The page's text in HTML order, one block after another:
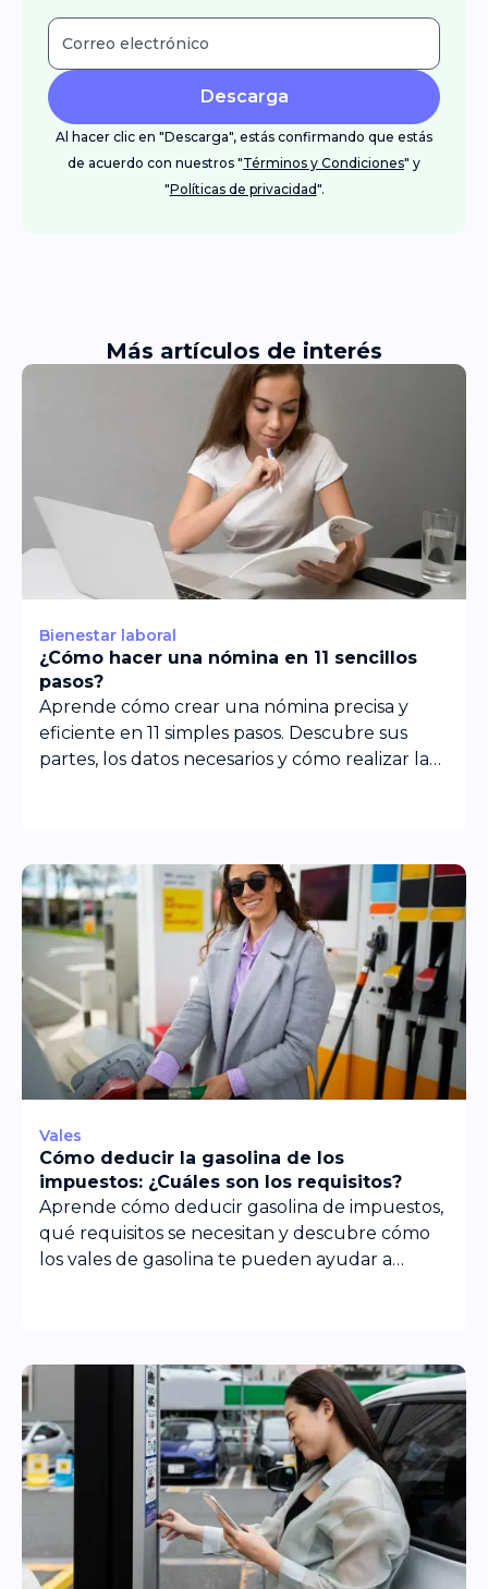
Descarga
Al hacer clic en "Descarga", estás confirmando que estás
de acuerdo con nuestros "Términos y Condiciones" y
"Políticas de privacidad".
Más artículos de interés
Bienestar laboral
¿Cómo hacer una nómina en 11 sencillos
pasos?
Aprende cómo crear una nómina precisa y
eficiente en 11 simples pasos. Descubre sus
partes, los datos necesarios y cómo realizar la
Vales
Cómo deducir la gasolina de los
impuestos: ¿Cuáles son los requisitos?
Aprende cómo deducir gasolina de impuestos,
qué requisitos se necesitan y descubre cómo
los vales de gasolina te pueden ayudar a